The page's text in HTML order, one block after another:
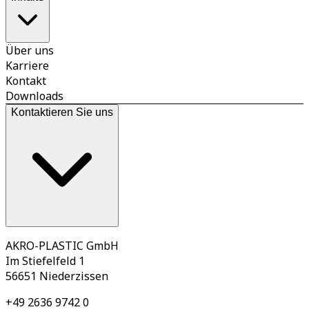
Über uns
Karriere
Kontakt
Downloads
Kontaktieren Sie uns
AKRO-PLASTIC GmbH
Im Stiefelfeld 1
56651 Niederzissen
+49 2636 9742 0